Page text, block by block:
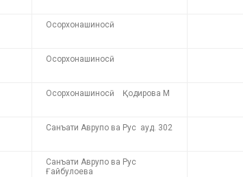
Осорхонашиносӣ
Осорхонашиносӣ
Осорхонашиносӣ Қодирова М
Санъати Аврупо ва Рус ауд. 302
Санъати Аврупо ва Рус
Ғайбулоева